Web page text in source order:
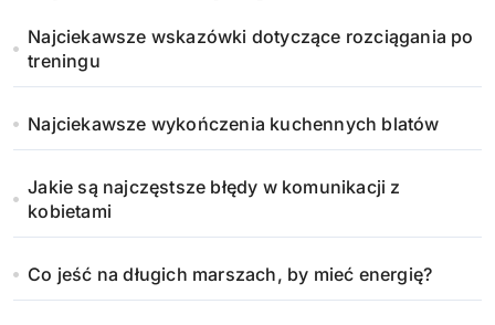
Najciekawsze wskazówki dotyczące rozciągania po
treningu
Najciekawsze wykończenia kuchennych blatów
Jakie są najczęstsze błędy w komunikacji z
kobietami
Co jeść na długich marszach, by mieć energię?